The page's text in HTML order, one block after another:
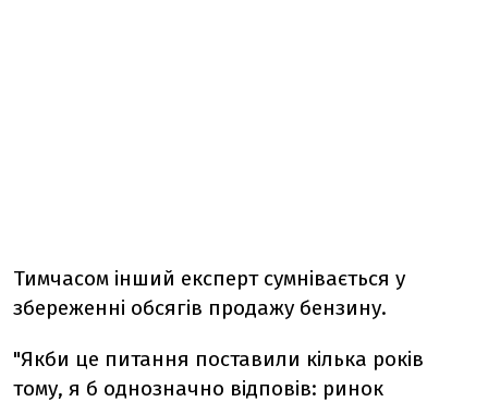
Тимчасом інший експерт сумнівається у
збереженні обсягів продажу бензину.
"Якби це питання поставили кілька років
тому, я б однозначно відповів: ринок